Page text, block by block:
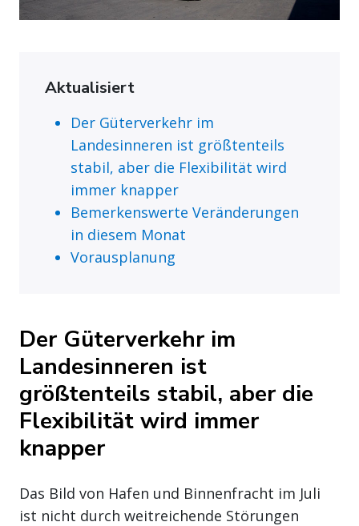
Aktualisiert
Der Güterverkehr im
Landesinneren ist größtenteils
stabil, aber die Flexibilität wird
immer knapper
Bemerkenswerte Veränderungen
in diesem Monat
Vorausplanung
Der Güterverkehr im
Landesinneren ist
größtenteils stabil, aber die
Flexibilität wird immer
knapper
Das Bild von Hafen und Binnenfracht im Juli
ist nicht durch weitreichende Störungen